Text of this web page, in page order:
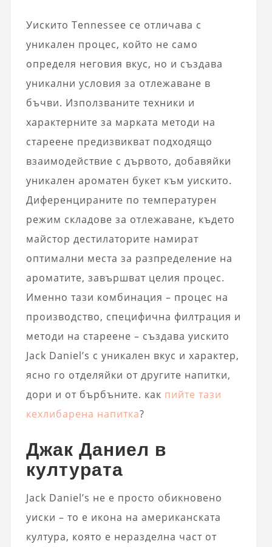
Уискито Tennessee се отличава с
уникален процес, който не само
определя неговия вкус, но и създава
уникални условия за отлежаване в
бъчви. Използваните техники и
характерните за марката методи на
стареене предизвикват подходящо
взаимодействие с дървото, добавяйки
уникален ароматен букет към уискито.
Диференцираните по температурен
режим складове за отлежаване, където
майстор дестилаторите намират
оптимални места за разпределение на
ароматите, завършват целия процес.
Именно тази комбинация – процес на
производство, специфична филтрация и
методи на стареене – създава уискито
Jack Daniel’s с уникален вкус и характер,
ясно го отделяйки от другите напитки,
дори и от бърбъните. как пийте тази
кехлибарена напитка?
Джак Даниел в
културата
Jack Daniel’s не е просто обикновено
уиски – то е икона на американската
култура, която е неразделна част от